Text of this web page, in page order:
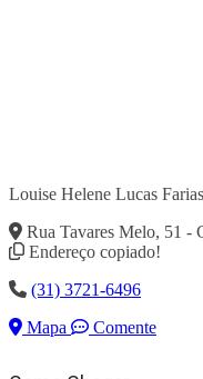
Louise Helene Lucas
Rua Tavares Melo, 51 -
Endereço copiado!
(31) 3721-6496
Mapa
Comente